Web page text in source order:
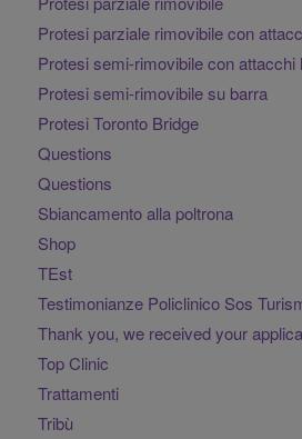
Protesi parziale rimovibile con
Protesi semi-rimovibile con attacchi
Protesi semi-rimovibile su barra
Protesi Toronto Bridge
Questions
Questions
Sbiancamento alla poltrona
Shop
TEst
Testimonianze Policlinico Sos
Thank you, we received your
Top Clinic
Trattamenti
Tribù